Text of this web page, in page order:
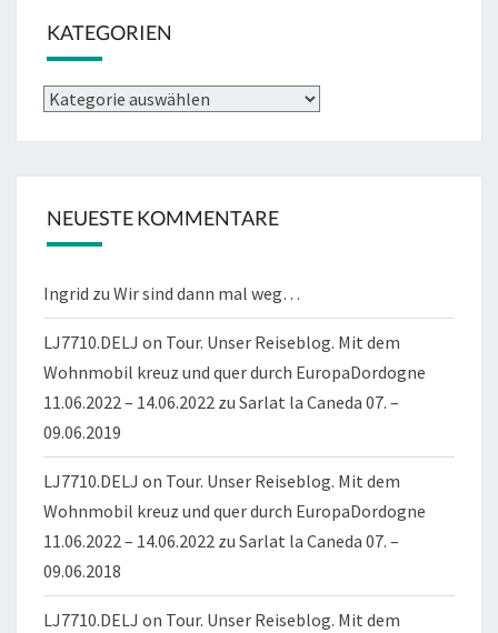
KATEGORIEN
Kategorien
NEUESTE KOMMENTARE
Ingrid zu Wir sind dann mal weg…
LJ7710.DELJ on Tour. Unser Reiseblog. Mit dem
Wohnmobil kreuz und quer durch EuropaDordogne
11.06.2022 – 14.06.2022 zu Sarlat la Caneda 07. –
09.06.2019
LJ7710.DELJ on Tour. Unser Reiseblog. Mit dem
Wohnmobil kreuz und quer durch EuropaDordogne
11.06.2022 – 14.06.2022 zu Sarlat la Caneda 07. –
09.06.2018
LJ7710.DELJ on Tour. Unser Reiseblog. Mit dem